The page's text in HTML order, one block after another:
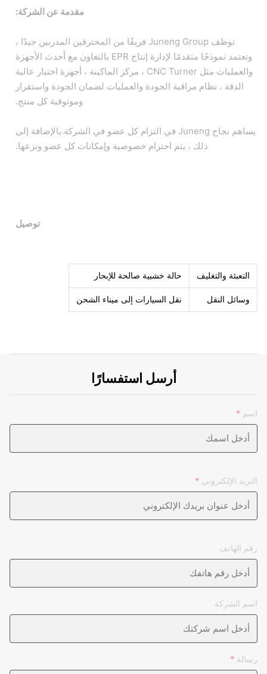
مقدمة عن الشركة:
توظف Juneng Group فريقًا من المحترفين المدربين جيدًا ،
وتعتمد نموذجًا متقدمًا لإدارة إنتاج EPR بالتعاون مع أحدث الأجهزة
والعمليات مثل CNC Turner ، مركز الماكينة ، أجهزة اختبار عالية
الدقة ، نظام مراقبة الجودة والعمليات لضمان الجودة واستقرار
وموثوقية كل منتج.
يساهم نجاح Juneng في التزام كل عضو في الشركة.بالإضافة إلى
ذلك ، يتم احترام خصوصية وإمكانات كل عضو ونزعها.
توصيل
التعبئة والتغليف حالة خشبية صالحة للإبحار
وسائل النقل نقل السيارات إلى ميناء الشحن
أرسل استفسارًا
اسم *
البريد الإلكتروني *
رقم الهاتف
اسم الشركة
رسالة *